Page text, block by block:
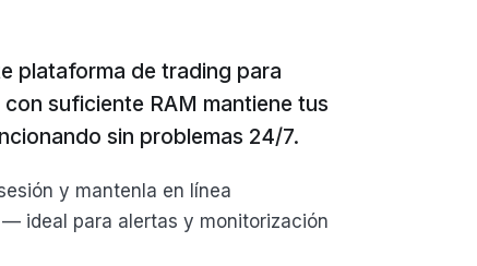
plataforma de trading para
con suficiente RAM mantiene tus
sin problemas 24/7.
y mantenla en línea
ideal para alertas y monitorización